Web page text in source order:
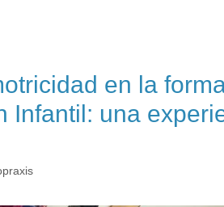
en la
Infantil: una